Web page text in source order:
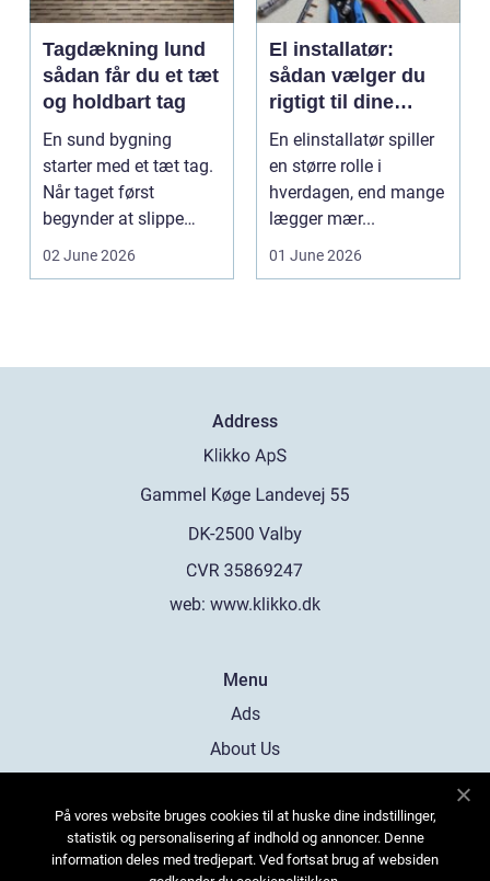
Tagdækning lund
sådan får du et tæt
og holdbart tag
En sund bygning
starter med et tæt tag.
Når taget først
begynder at slippe
vand ind, kan skaderne
02 June 2026
El installatør:
sådan vælger du
rigtigt til dine
elinstallationer
En elinstallatør spiller
en større rolle i
hverdagen, end mange
lægger mær...
01 June 2026
Address
web: www.klikko.dk
Menu
Ads
About Us
Contact
Sitemap
På vores website bruges cookies til at huske dine indstillinger,
statistik og personalisering af indhold og annoncer. Denne
information deles med tredjepart. Ved fortsat brug af websiden